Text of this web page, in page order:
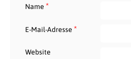
Name *
E-Mail-Adresse *
Website